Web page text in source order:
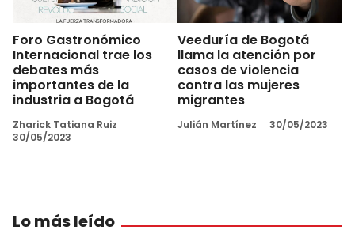
Foro Gastronómico
Internacional trae los
debates más
importantes de la
industria a Bogotá
Zharick Tatiana Ruiz
30/05/2023
Veeduría de Bogotá
llama la atención por
casos de violencia
contra las mujeres
migrantes
Julián Martínez 30/05/2023
Lo más leído